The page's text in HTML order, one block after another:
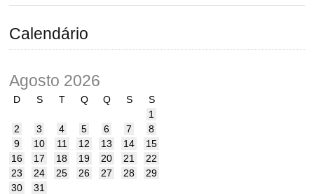
Calendário
Agosto 2026
D S T Q Q S
S
1
2
3 4 5 6 7
8
9
10 11 12 13 14
15
16
17 18 19 20 21
22
23
24 25 26 27 28
29
30
31